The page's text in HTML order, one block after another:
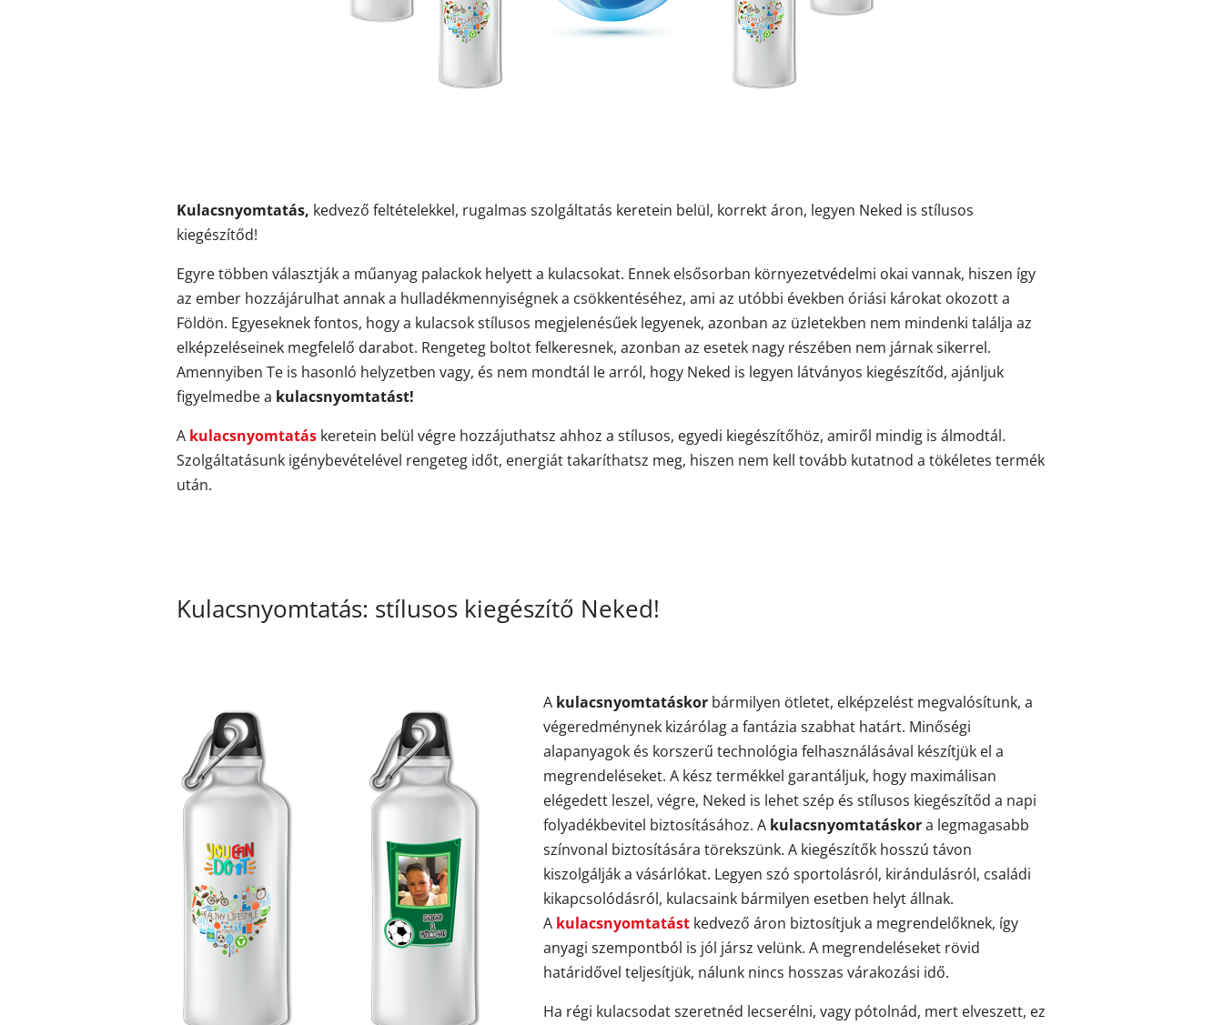
Kulacsnyomtatás, kedvező feltételekkel, rugalmas szolgáltatás keretein belül, korrekt áron, legyen Neked is stílusos
kiegészítőd!
Egyre többen választják a műanyag palackok helyett a kulacsokat. Ennek elsősorban környezetvédelmi okai vannak, hiszen így
az ember hozzájárulhat annak a hulladékmennyiségnek a csökkentéséhez, ami az utóbbi években óriási károkat okozott a
Földön. Egyeseknek fontos, hogy a kulacsok stílusos megjelenésűek legyenek, azonban az üzletekben nem mindenki találja az
elképzeléseinek megfelelő darabot. Rengeteg boltot felkeresnek, azonban az esetek nagy részében nem járnak sikerrel.
Amennyiben Te is hasonló helyzetben vagy, és nem mondtál le arról, hogy Neked is legyen látványos kiegészítőd, ajánljuk
figyelmedbe a kulacsnyomtatást!
A kulacsnyomtatás keretein belül végre hozzájuthatsz ahhoz a stílusos, egyedi kiegészítőhöz, amiről mindig is álmodtál.
Szolgáltatásunk igénybevételével rengeteg időt, energiát takaríthatsz meg, hiszen nem kell tovább kutatnod a tökéletes termék
után.
Kulacsnyomtatás: stílusos kiegészítő Neked!
A kulacsnyomtatáskor bármilyen ötletet, elképzelést megvalósítunk, a
végeredménynek kizárólag a fantázia szabhat határt. Minőségi
alapanyagok és korszerű technológia felhasználásával készítjük el a
megrendeléseket. A kész termékkel garantáljuk, hogy maximálisan
elégedett leszel, végre, Neked is lehet szép és stílusos kiegészítőd a napi
folyadékbevitel biztosításához. A kulacsnyomtatáskora legmagasabb
színvonal biztosítására törekszünk. A kiegészítők hosszú távon
kiszolgálják a vásárlókat. Legyen szó sportolásról, kirándulásról, családi
kikapcsolódásról, kulacsaink bármilyen esetben helyt állnak.
A kulacsnyomtatást kedvező áron biztosítjuk a megrendelőknek, így
anyagi szempontból is jól jársz velünk. A megrendeléseket rövid
határidővel teljesítjük, nálunk nincs hosszas várakozási idő.
Ha régi kulacsodat szeretnéd lecserélni, vagy pótolnád, mert elveszett, ez